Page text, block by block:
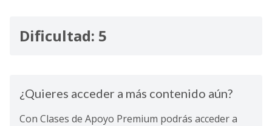
Dificultad: 5
¿Quieres acceder a más contenido aún?
Con Clases de Apoyo Premium podrás acceder a